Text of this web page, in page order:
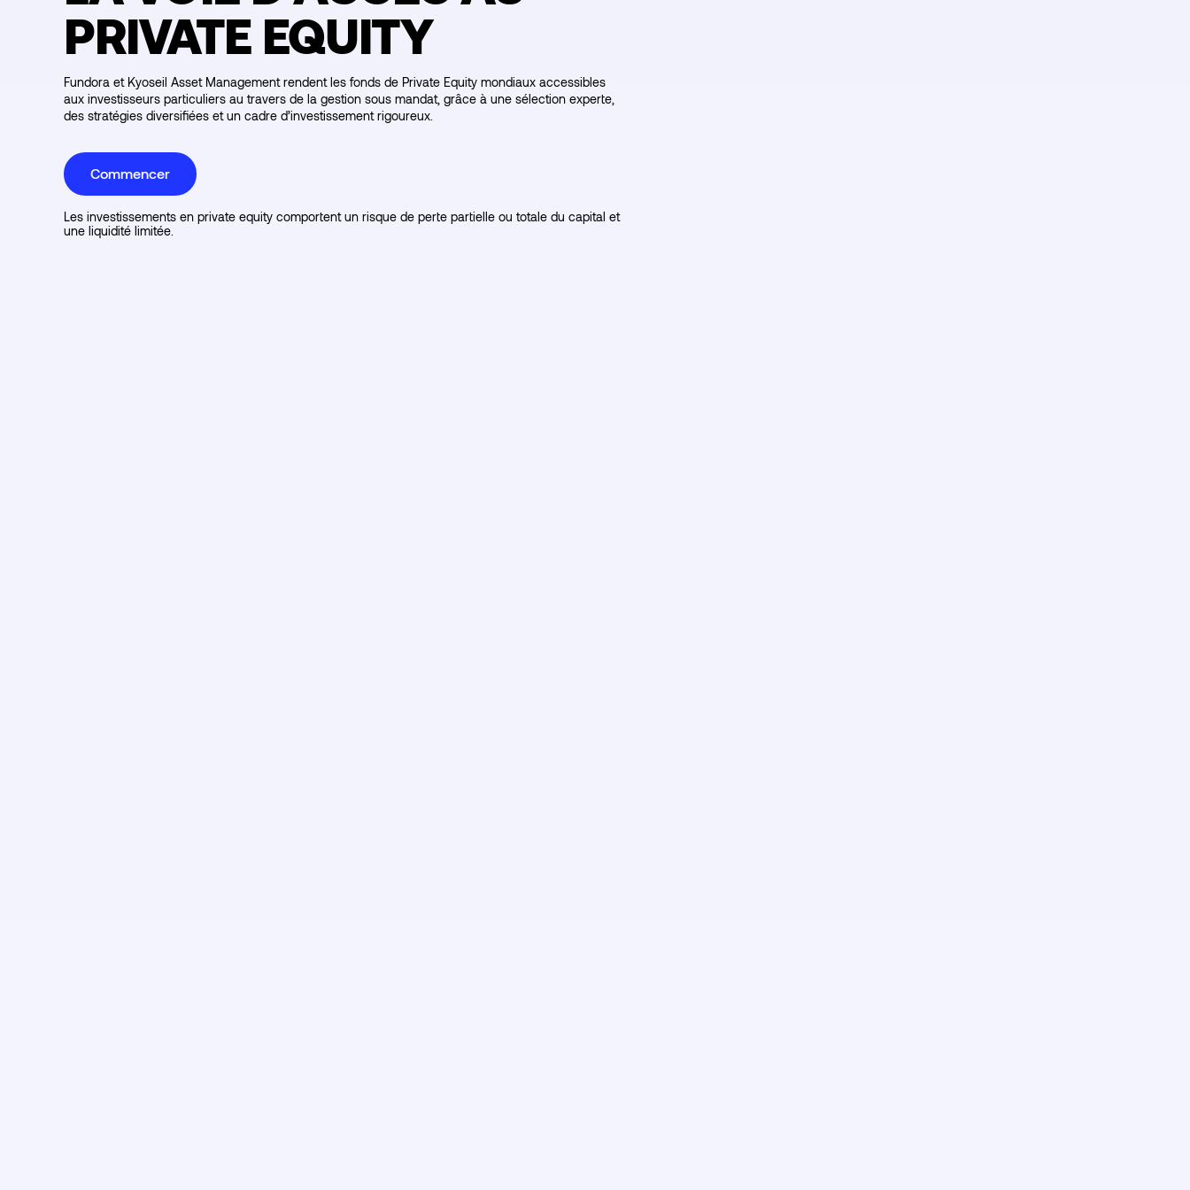
PRIVATE EQUITY
Fundora et Kyoseil Asset Management rendent les fonds de Private Equity mondiaux accessibles
aux investisseurs particuliers au travers de la gestion sous mandat, grâce à une sélection experte,
des stratégies diversifiées et un cadre d’investissement rigoureux.
Commencer
Les investissements en private equity comportent un risque de perte partielle ou totale du capital et
une liquidité limitée.